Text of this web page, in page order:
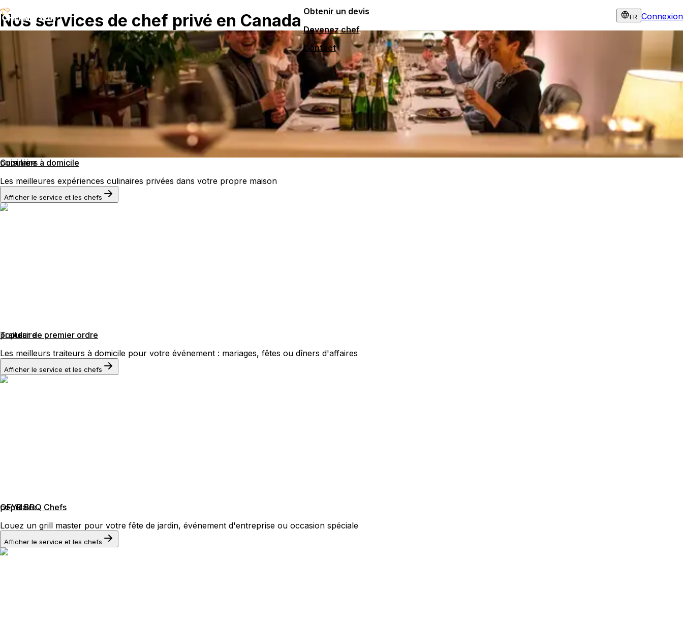
Obtenir un devis
Devenez chef
Contact
FR Connexion
Nos services de chef privé en Canada
populaire
Cuisiniers à domicile
Les meilleures expériences culinaires privées dans votre propre maison
Afficher le service et les chefs
populaire
Traiteur de premier ordre
Les meilleurs traiteurs à domicile pour votre événement : mariages, fêtes ou dîners d'affaires
Afficher le service et les chefs
populaire
OFYR BBQ Chefs
Louez un grill master pour votre fête de jardin, événement d'entreprise ou occasion spéciale
Afficher le service et les chefs